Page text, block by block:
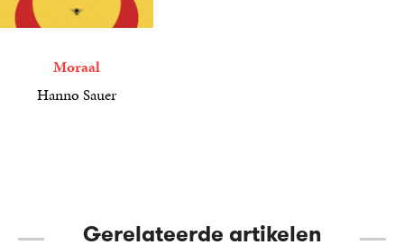
Moraal
Hanno Sauer
Gerelateerde artikelen